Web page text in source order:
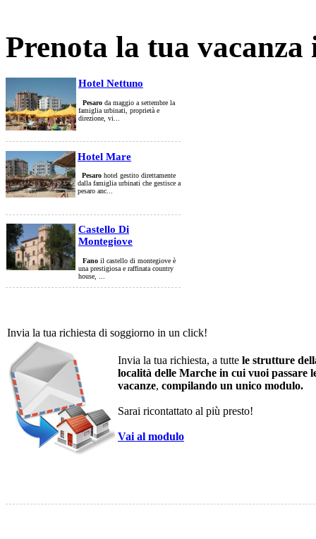
Prenota la tua vacanza
Hotel Nettuno
Pesaro da maggio a settembre la
famiglia urbinati, proprietà e
direzione, vi...
Hotel Mare
Pesaro hotel gestito direttamente
dalla famiglia urbinati che gestisce a
pesaro anc...
Castello Di
Montegiove
Fano il castello di montegiove è
una prestigiosa e raffinata country
house, ...
Invia la tua richiesta di soggiorno in un click!
Invia la tua richiesta, a tutte le strutture
località delle Marche in cui vuoi passare
vacanze, compilando un unico modulo.
Sarai ricontattato al più presto!
Vai al modulo